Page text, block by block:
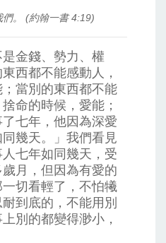
。 (約翰一書 4:19)
金錢、勢力、權
西都不能感動人，
當別的東西都不能
命的時候，愛能；
了七年，他因為深愛
幾天。」我們看見
七年如同幾天，受
月，但因為有愛的
切看輕了，不怕犧
到底的，不能用別
別的都變得渺小，